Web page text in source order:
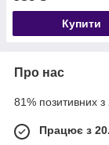
Купити
Про нас
81% позитивних з
Працює з